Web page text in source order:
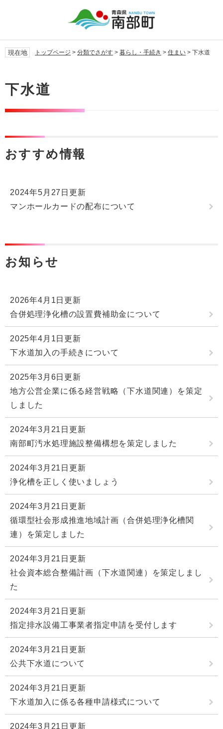
先
頭
を
飛
文
現在地 トップページ > 分類でさがす > 暮らし・手続き > 住まい > 下水道
文
下水道
おすすめ情報
2024年5月27日更新
マンホールカードの配布について
お知らせ
2026年4月1日更新
合併処理浄化槽の設置費補助金について
2025年4月1日更新
下水道加入の手続きについて
2025年3月6日更新
地方公営企業に係る経営戦略（下水道関連）を策定
しました
2024年3月21日更新
南部町汚水処理施設整備構想を策定しました
2024年3月21日更新
浄化槽を正しく使いましょう
2024年3月21日更新
循環型社会形成推進地域計画（合併処理浄化槽関
連）を策定しました
2024年3月21日更新
社会資本総合整備計画（下水道関連）を策定しまし
た
2024年3月21日更新
指定排水設備工事業者指定申請を受付します
2024年3月21日更新
公共下水道について
2024年3月21日更新
下水道加入に係る各種申請様式について
2024年3月21日更新